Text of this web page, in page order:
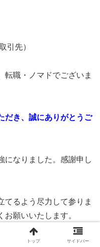
引先）
転職・ノマドでございま
だき、誠にありがとうご
になりました。感謝申し
てるよう尽力して参りま
願いいたします。
礼かたがたご挨拶申し上
トップ サイドバー